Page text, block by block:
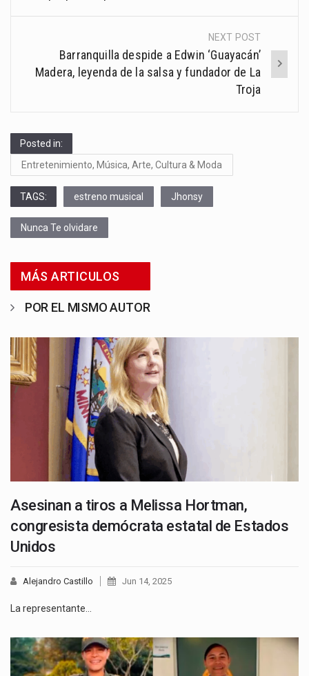
NEXT POST
Barranquilla despide a Edwin ‘Guayacán’
Madera, leyenda de la salsa y fundador de La
Troja
Posted in:
Entretenimiento, Música, Arte, Cultura & Moda
TAGS: estreno musical Jhonsy
Nunca Te olvidare
MÁS ARTICULOS
POR EL MISMO AUTOR
Asesinan a tiros a Melissa Hortman,
congresista demócrata estatal de Estados
Unidos
Alejandro Castillo Jun 14, 2025
La representante…